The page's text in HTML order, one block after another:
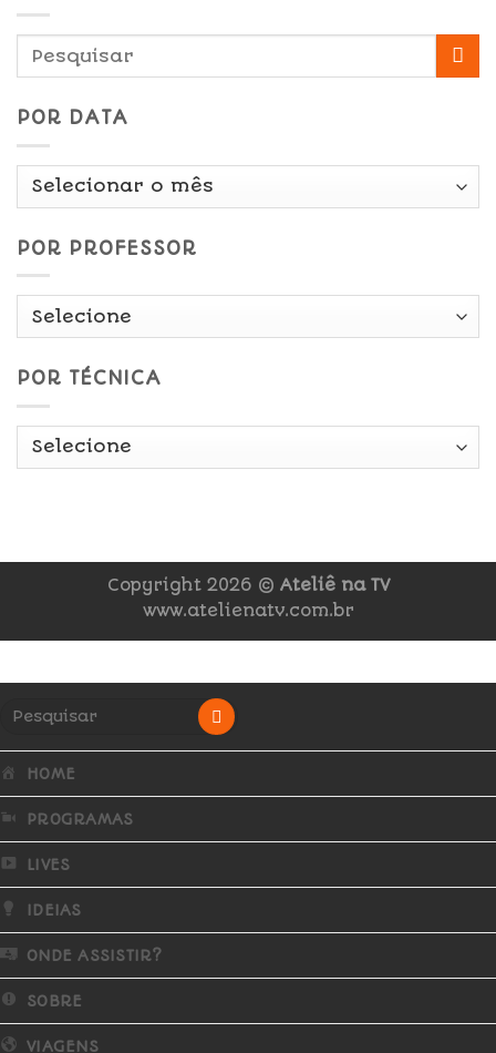
POR DATA
Por
POR PROFESSOR
POR TÉCNICA
Copyright 2026 © Ateliê na TV
www.atelienatv.com.br
HOME
PROGRAMAS
LIVES
IDEIAS
ONDE ASSISTIR?
SOBRE
VIAGENS